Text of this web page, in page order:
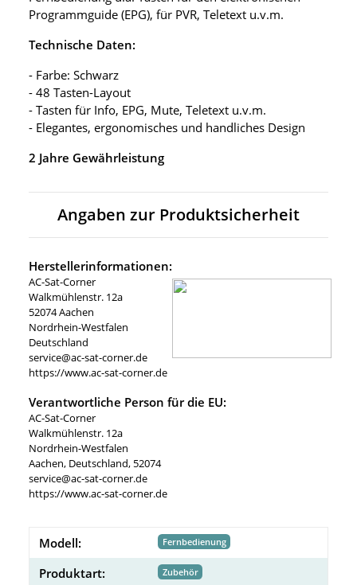
Programmguide (EPG), für PVR, Teletext u.v.m.
Technische Daten:
- Farbe: Schwarz
- 48 Tasten-Layout
- Tasten für Info, EPG, Mute, Teletext u.v.m.
- Elegantes, ergonomisches und handliches Design
2 Jahre Gewährleistung
Angaben zur Produktsicherheit
Herstellerinformationen:
AC-Sat-Corner
Walkmühlenstr. 12a
52074 Aachen
Nordrhein-Westfalen
Deutschland
service@ac-sat-corner.de
https://www.ac-sat-corner.de
Verantwortliche Person für die EU:
AC-Sat-Corner
Walkmühlenstr. 12a
Nordrhein-Westfalen
Aachen, Deutschland, 52074
service@ac-sat-corner.de
https://www.ac-sat-corner.de
Modell: Fernbedienung
Produktart: Zubehör